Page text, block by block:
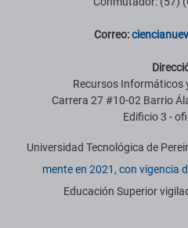
Correo:
Recursos Informáticos
Carrera 27 #10-02 Barrio
Edificio 3 -
Universidad Tecnológica de
mente en 2021, con vigencia
Educación Superior